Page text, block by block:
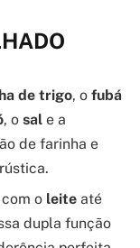
de trigo, o fubá
, o sal e a
de farinha e
com o leite até
dupla função